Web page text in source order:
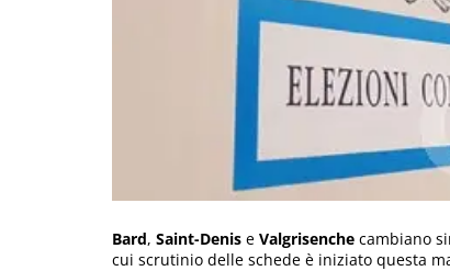
Bard, Saint-Denis e Valgrisenche cambiano
cui scrutinio delle schede è iniziato questa